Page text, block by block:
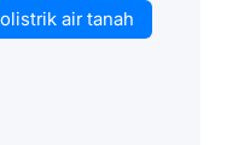
air tanah